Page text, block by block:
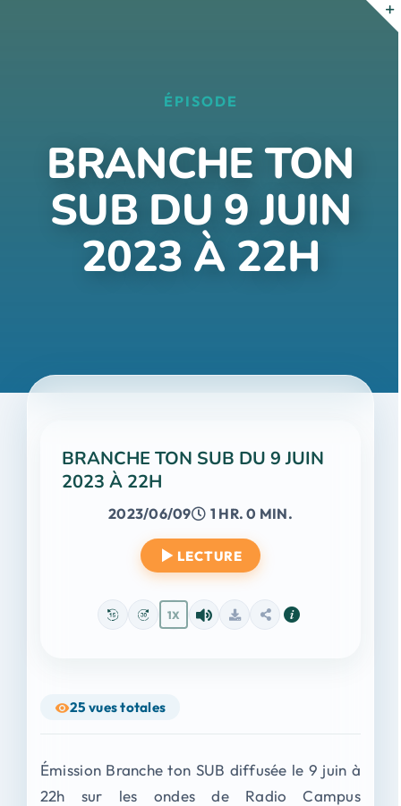
ÉPISODE
BRANCHE TON
SUB DU 9 JUIN
2023 À 22H
BRANCHE TON SUB DU 9 JUIN
2023 À 22H
2023/06/09 1 HR. 0 MIN.
LECTURE
1X
25 vues totales
Émission Branche ton SUB diffusée le 9 juin à
22h sur les ondes de Radio Campus